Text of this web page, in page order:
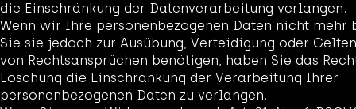
die Einschränkung der Datenverarbeitung verlangen.
Wenn wir Ihre personenbezogenen Daten nicht mehr
Sie sie jedoch zur Ausübung, Verteidigung oder
von Rechtsansprüchen benötigen, haben Sie das
Löschung die Einschränkung der Verarbeitung Ihrer
personenbezogenen Daten zu verlangen.